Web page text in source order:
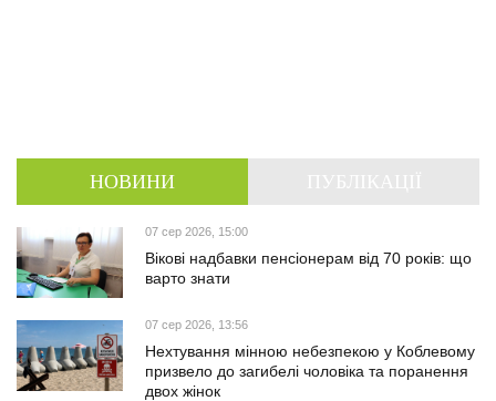
НОВИНИ
07 сер 2026, 15:00
Вікові надбавки пенсіонерам від 70 років: що
варто знати
07 сер 2026, 13:56
Нехтування мінною небезпекою у Коблевому
призвело до загибелі чоловіка та поранення
двох жінок